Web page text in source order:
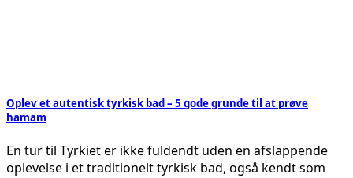
Oplev et autentisk tyrkisk bad – 5 gode grunde til at prøve
hamam
En tur til Tyrkiet er ikke fuldendt uden en afslappende
oplevelse i et traditionelt tyrkisk bad, også kendt som